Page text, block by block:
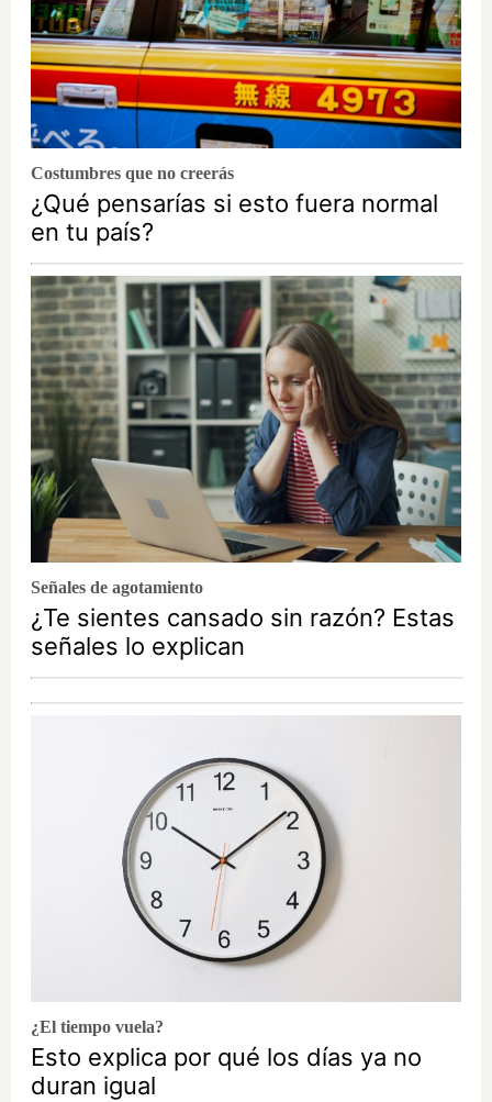
Costumbres que no creerás
¿Qué pensarías si esto fuera normal
en tu país?
Señales de agotamiento
¿Te sientes cansado sin razón? Estas
señales lo explican
¿El tiempo vuela?
Esto explica por qué los días ya no
duran igual